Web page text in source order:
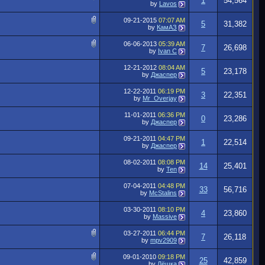
by Lavos
09-21-2015 07:07 AM
by КамАЗ 5 31,382
06-06-2013 05:39 AM
by Ivan C 7 26,698
12-21-2012 08:04 AM
by Джаспер 5 23,178
12-22-2011 06:19 PM
by Mr_Overjay 3 22,351
11-01-2011 06:36 PM
by Джаспер 0 23,286
09-21-2011 04:47 PM
by Джаспер 1 22,514
08-02-2011 08:08 PM
by Ten 14 25,401
07-04-2011 04:48 PM
by McStalins 33 56,716
03-30-2011 08:10 PM
by Massive 4 23,860
03-27-2011 06:44 PM
by mpv2909 7 26,118
09-01-2010 09:18 PM
25 42,859